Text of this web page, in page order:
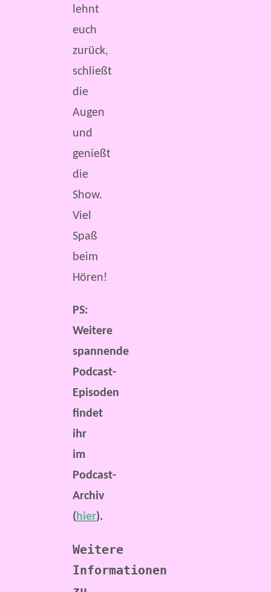
lehnt
euch
zurück,
schließt
die
Augen
und
genießt
die
Show.
Viel
Spaß
beim
Hören!
PS:
Weitere
spannende
Podcast-
Episoden
findet
ihr
im
Podcast-
Archiv
( hier).
Weitere
Informationen